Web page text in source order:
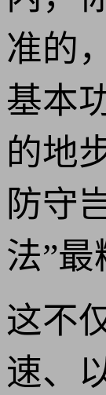
准的
基本
的地
防守
法”
这不
速、